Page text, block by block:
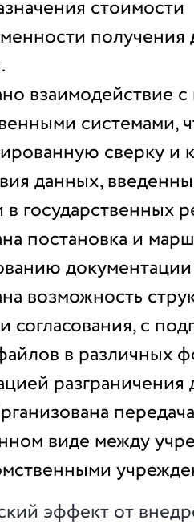
стоимости
получения
взаимодействие
системами,
сверку и
данных,
государственных
постановка и
возможность
согласования, с
в различных
разграничения
виде между
эффект от